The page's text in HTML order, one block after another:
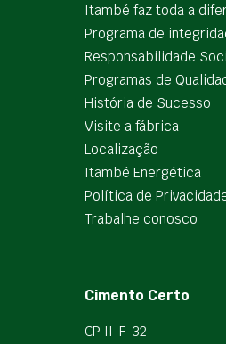
Itambé faz toda a
Programa de
Responsabilidade
Programas de
História de Sucesso
Visite a fábrica
Localização
Itambé Energética
Política de
Trabalhe conosco
Cimento Certo
CP II-F-32